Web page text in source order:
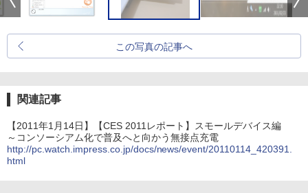
この写真の記事へ
関連記事
【2011年1月14日】【CES 2011レポート】スモールデバイス編
～コンソーシアム化で普及へと向かう無接点充電
http://pc.watch.impress.co.jp/docs/news/event/20110114_420391.
html